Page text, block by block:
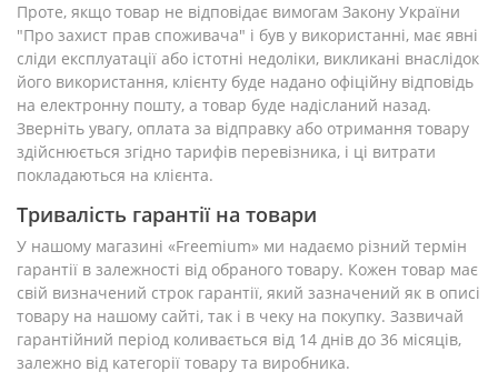
Проте, якщо товар не відповідає вимогам Закону України
"Про захист прав споживача" і був у використанні, має явні
сліди експлуатації або істотні недоліки, викликані внаслідок
його використання, клієнту буде надано офіційну відповідь
на електронну пошту, а товар буде надісланий назад.
Зверніть увагу, оплата за відправку або отримання товару
здійснюється згідно тарифів перевізника, і ці витрати
покладаються на клієнта.
Тривалість гарантії на товари
У нашому магазині «Freemium» ми надаємо різний термін
гарантії в залежності від обраного товару. Кожен товар має
свій визначений строк гарантії, який зазначений як в описі
товару на нашому сайті, так і в чеку на покупку. Зазвичай
гарантійний період коливається від 14 днів до 36 місяців,
залежно від категорії товару та виробника.